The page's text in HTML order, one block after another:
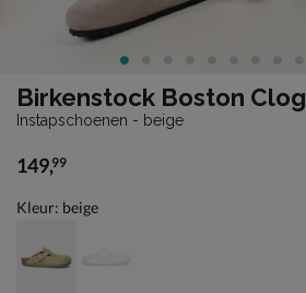
Birkenstock Boston Clog
Instapschoenen - beige
€ 149,99
149,99
Kleur: beige